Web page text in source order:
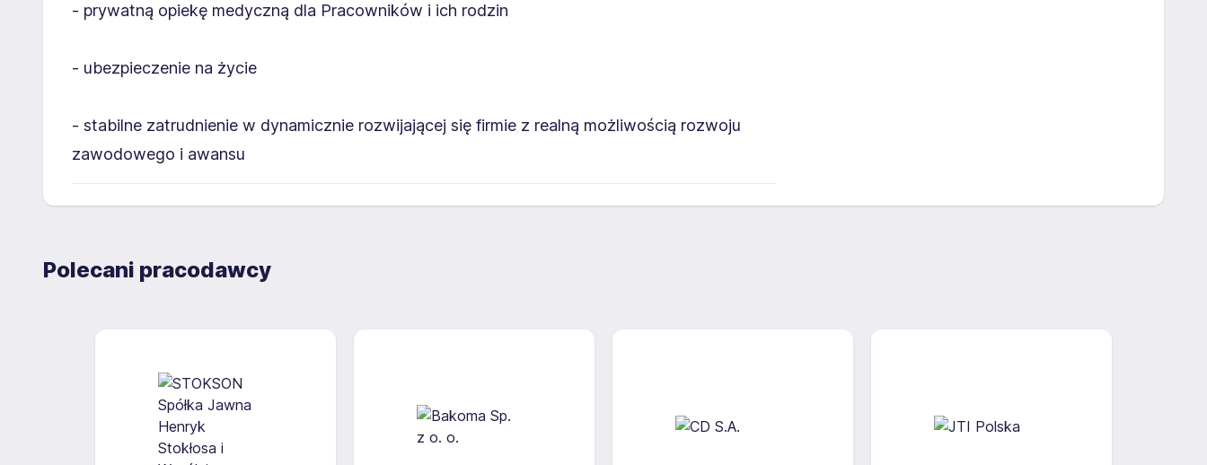
- prywatną opiekę medyczną dla Pracowników i ich rodzin
- ubezpieczenie na życie
- stabilne zatrudnienie w dynamicznie rozwijającej się firmie z realną możliwością rozwoju
zawodowego i awansu
Polecani pracodawcy